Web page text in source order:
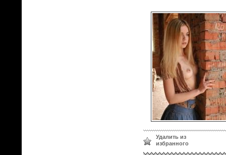
Удалить из
избранного